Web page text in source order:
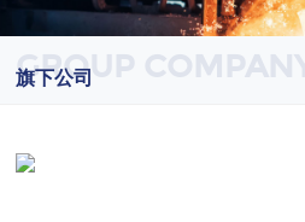
GROUP COMPANY
旗下公司